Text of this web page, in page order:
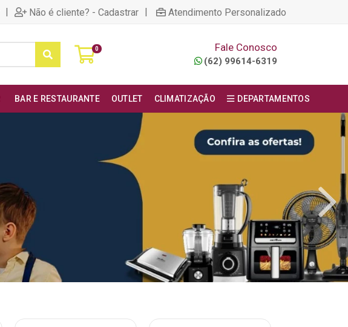
| Não é cliente? - Cadastrar | Atendimento Personalizado
0 Fale Conosco
(62) 99614-6319
BAR E RESTAURANTE OUTLET CLIMATIZAÇÃO DEPARTAMENTOS